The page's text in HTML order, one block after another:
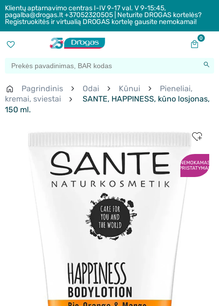
Klientų aptarnavimo centras I-IV 9-17 val. V 9-15:45,
pagalba@drogas.lt +37052320505 | Neturite DROGAS kortelės?
Registruokitės ir virtualią DROGAS kortelę gausite nemokamai!
0
Pagrindinis Odai Kūnui
Pieneliai,
kremai, sviestai
SANTE, HAPPINESS, kūno losjonas,
150 ml.
NEMOKAMAS
PRISTATYMAS